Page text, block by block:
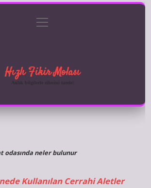
Gizlilik Politikası
menüyü
aç
Hızlı Fikir Molası
Anlık bilgilerle zihnini tazele!
odasında neler bulunur
Kullanılan Cerrahi Aletler